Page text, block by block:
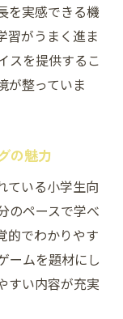
を実感できる機
習がうまく進ま
スを提供するこ
が整っていま
の魅力
ている小学生向
のペースで学べ
的でわかりやす
ームを題材にし
すい内容が充実